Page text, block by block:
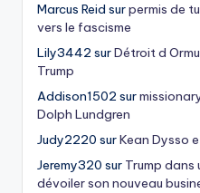
Marcus Reid surpermis de
vers le fascisme
Lily3442 surDétroit d
Trump
Addison1502 sur
Dolph Lundgren
Judy2220 surKean Dysso
Jeremy320 sur Trump dans
dévoiler son nouveau